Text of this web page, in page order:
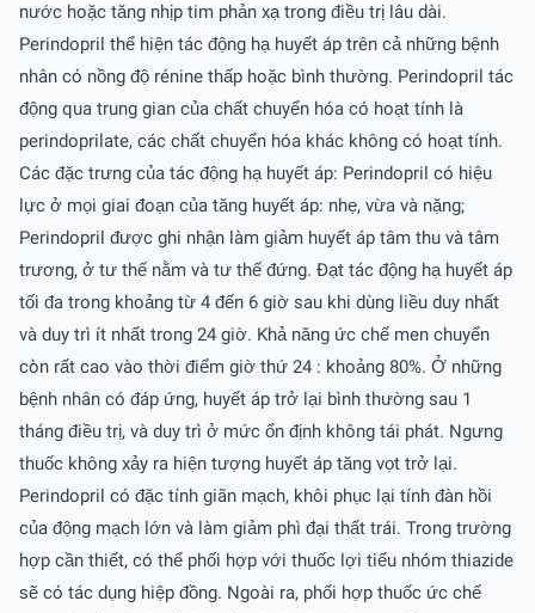
nước hoặc tăng nhịp tim phản xạ trong điều trị lâu dài.
Perindopril thể hiện tác động hạ huyết áp trên cả những bệnh
nhân có nồng độ rénine thấp hoặc bình thường. Perindopril tác
động qua trung gian của chất chuyển hóa có hoạt tính là
perindoprilate, các chất chuyển hóa khác không có hoạt tính.
Các đặc trưng của tác động hạ huyết áp: Perindopril có hiệu
lực ở mọi giai đoạn của tăng huyết áp: nhẹ, vừa và nặng;
Perindopril được ghi nhận làm giảm huyết áp tâm thu và tâm
trương, ở tư thế nằm và tư thế đứng. Ðạt tác động hạ huyết áp
tối đa trong khoảng từ 4 đến 6 giờ sau khi dùng liều duy nhất
và duy trì ít nhất trong 24 giờ. Khả năng ức chế men chuyển
còn rất cao vào thời điểm giờ thứ 24 : khoảng 80%. Ở những
bệnh nhân có đáp ứng, huyết áp trở lại bình thường sau 1
tháng điều trị, và duy trì ở mức ổn định không tái phát. Ngưng
thuốc không xảy ra hiện tượng huyết áp tăng vọt trở lại.
Perindopril có đặc tính giãn mạch, khôi phục lại tính đàn hồi
của động mạch lớn và làm giảm phì đại thất trái. Trong trường
hợp cần thiết, có thể phối hợp với thuốc lợi tiểu nhóm thiazide
sẽ có tác dụng hiệp đồng. Ngoài ra, phối hợp thuốc ức chế